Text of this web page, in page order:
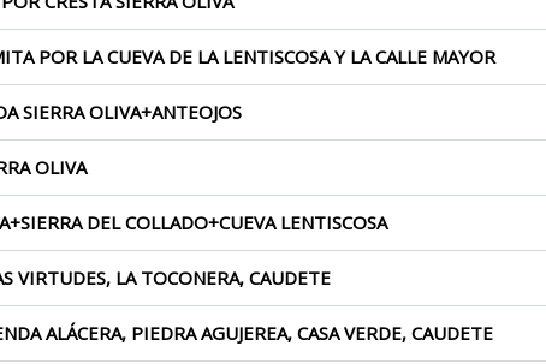
POR LA CUEVA DE LA LENTISCOSA Y LA CALLE MAYOR
SIERRA OLIVA+ANTEOJOS
OLIVA
DEL COLLADO+CUEVA LENTISCOSA
VIRTUDES, LA TOCONERA, CAUDETE
ALÁCERA, PIEDRA AGUJEREA, CASA VERDE, CAUDETE